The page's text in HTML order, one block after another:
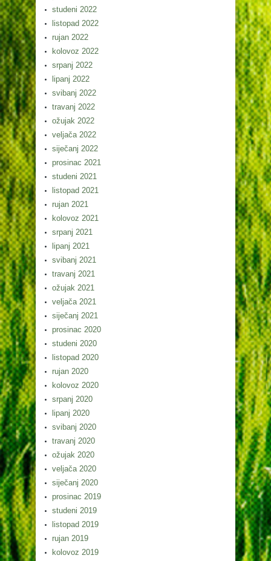
studeni 2022
listopad 2022
rujan 2022
kolovoz 2022
srpanj 2022
lipanj 2022
svibanj 2022
travanj 2022
ožujak 2022
veljača 2022
siječanj 2022
prosinac 2021
studeni 2021
listopad 2021
rujan 2021
kolovoz 2021
srpanj 2021
lipanj 2021
svibanj 2021
travanj 2021
ožujak 2021
veljača 2021
siječanj 2021
prosinac 2020
studeni 2020
listopad 2020
rujan 2020
kolovoz 2020
srpanj 2020
lipanj 2020
svibanj 2020
travanj 2020
ožujak 2020
veljača 2020
siječanj 2020
prosinac 2019
studeni 2019
listopad 2019
rujan 2019
kolovoz 2019